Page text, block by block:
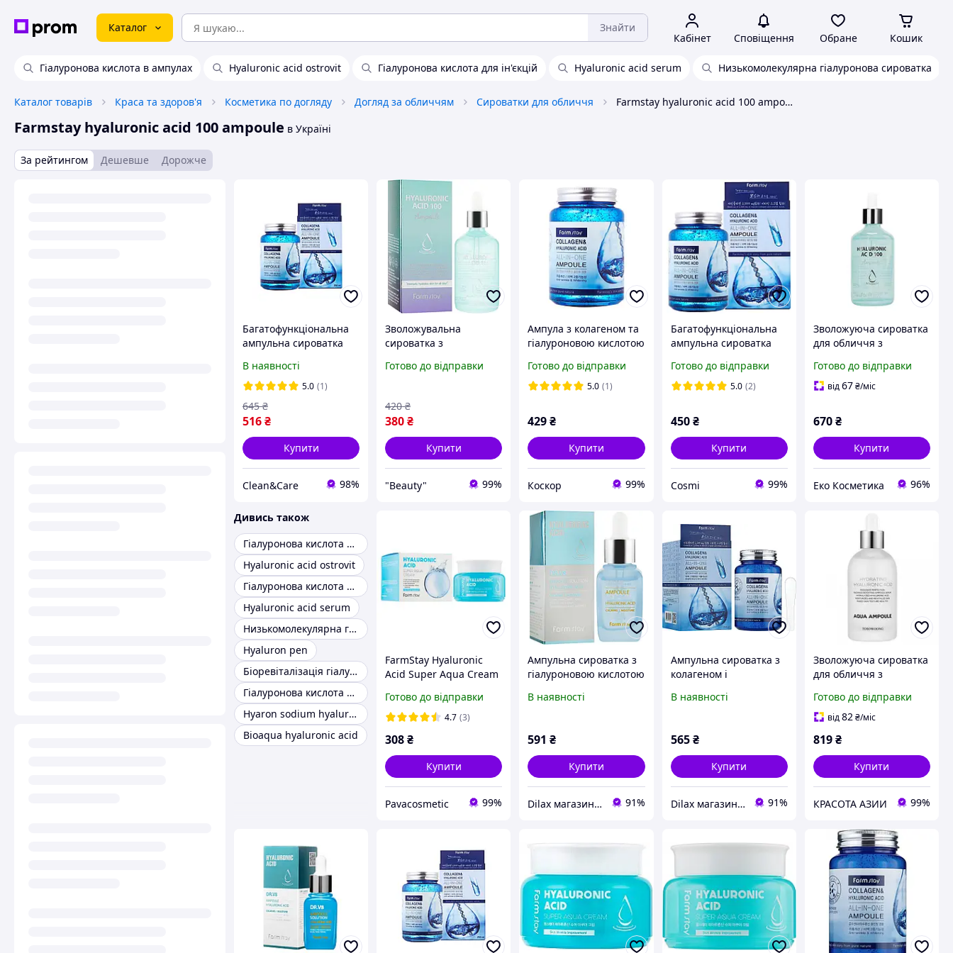
Каталог Знайти
Кабінет Сповіщення Обране Кошик
Гіалуронова кислота в ампулах Hyaluronic acid ostrovit Гіалуронова кислота для ін'єкцій Hyaluronic acid serum Низькомолекулярна гіалуронова сироватка
Каталог товарів Краса та здоров'я Косметика по догляду Догляд за обличчям Сироватки для обличчя Farmstay hyaluronic acid 100 ampoule
Farmstay hyaluronic acid 100 ampoule в Україні
За рейтингом Дешевше Дорожче
Багатофункціональна
ампульна сироватка
Hyaluronic Acid All-In
One Ampoule 250 мл
В наявності
5.0 (1)
516₴
645 ₴
Купити
Clean&Care 98%
Зволожувальна
сироватка з
FarmStay Hyaluronic
100ml (825310-2)
Готово до відправки
380₴
420 ₴
Купити
"Beauty" 99%
Ампула з колагеном та
гіалуроновою кислотою
Hyaluronic Acid All In
One Ampoule 250 мл
Готово до відправки
5.0 (1)
429₴
Купити
Коскор 99%
Багатофункціональна
ампульна сироватка
Hyaluronic Acid All-In
One Ampoule 250 мл
Готово до відправки
5.0 (2)
450 ₴
Купити
Cosmi 99%
Зволожуюча сироватка
для обличчя з
FarmStay Hyaluronic
Acid 100 Amopoule 100
Готово до відправки
від67₴/міс
670₴
Купити
Еко Косметика 96%
Дивись також
Гіалуронова кислота в ампулах
Hyaluronic acid ostrovit
Гіалуронова кислота для ін'єкцій
Hyaluronic acid serum
Низькомолекулярна гіалуронова сироватка
Hyaluron pen
Біоревіталізація гіалуронової кислотою
Гіалуронова кислота для мезороллера
Hyaron sodium hyaluronate
Bioaqua hyaluronic acid
FarmStay Hyaluronic
Acid Super Aqua Cream
гіалуроновою кислотою
(100мл)
Готово до відправки
4.7 (3)
308₴
Купити
Pavacosmetic 99%
Ампульна сироватка з
гіалуроновою кислотою
Solution Hyaluronic Acid
В наявності
591 ₴
Купити
Dilax магазин брендових дитячих іграшок та товарів для батьків. 91%
Ампульна сироватка з
колагеном і
FarmStay Collagen&#38;
(632359-2)
В наявності
565 ₴
Купити
Dilax магазин брендових дитячих іграшок та товарів для батьків. 91%
Зволожуюча сироватка
для обличчя з
Tosowoong Hyaluronic
Acid Aqua Ampoule 100
Готово до відправки
від82₴/міс
819₴
Купити
КРАСОТА АЗИИ 99%